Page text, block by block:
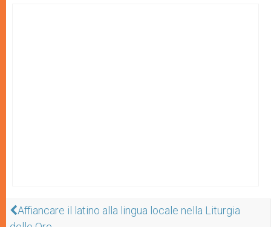
Affiancare il latino alla lingua locale nella Liturgia